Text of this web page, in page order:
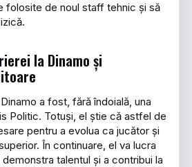
folosite de noul staff tehnic și să
la Dinamo și
a fost, fără îndoială, una
Politic. Totuși, el știe că astfel de
pentru a evolua ca jucător și
În continuare, el va lucra
talentul și a contribui la